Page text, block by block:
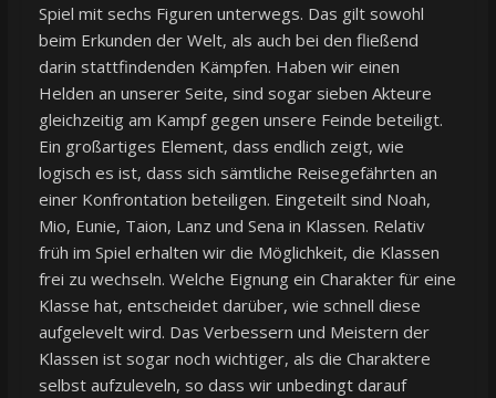
Spiel mit sechs Figuren unterwegs. Das gilt sowohl
beim Erkunden der Welt, als auch bei den fließend
darin stattfindenden Kämpfen. Haben wir einen
Helden an unserer Seite, sind sogar sieben Akteure
gleichzeitig am Kampf gegen unsere Feinde beteiligt.
Ein großartiges Element, dass endlich zeigt, wie
logisch es ist, dass sich sämtliche Reisegefährten an
einer Konfrontation beteiligen. Eingeteilt sind Noah,
Mio, Eunie, Taion, Lanz und Sena in Klassen. Relativ
früh im Spiel erhalten wir die Möglichkeit, die Klassen
frei zu wechseln. Welche Eignung ein Charakter für eine
Klasse hat, entscheidet darüber, wie schnell diese
aufgelevelt wird. Das Verbessern und Meistern der
Klassen ist sogar noch wichtiger, als die Charaktere
selbst aufzuleveln, so dass wir unbedingt darauf